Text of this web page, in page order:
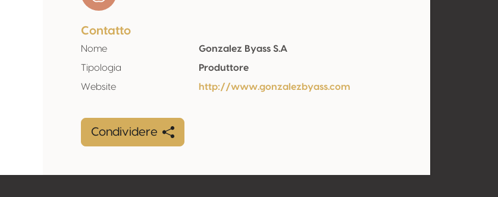
Contatto
Nome
Gonzalez Byass S.A
Tipologia
Produttore
Website
http://www.gonzalezbyass.com
Condividere